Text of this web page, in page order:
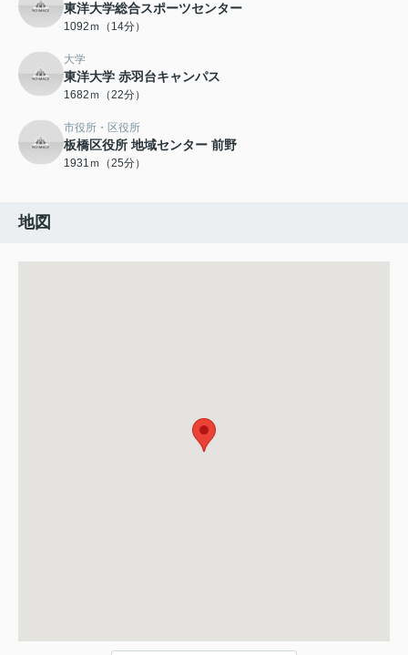
東洋大学総合スポーツセンター
1092ｍ（14分）
大学
東洋大学 赤羽台キャンパス
1682ｍ（22分）
市役所・区役所
板橋区役所 地域センター 前野
1931ｍ（25分）
地図